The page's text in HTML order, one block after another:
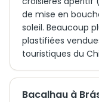
de mise en
soleil. Beaucoup
plastifiées
touristiques du
Bacalhau à